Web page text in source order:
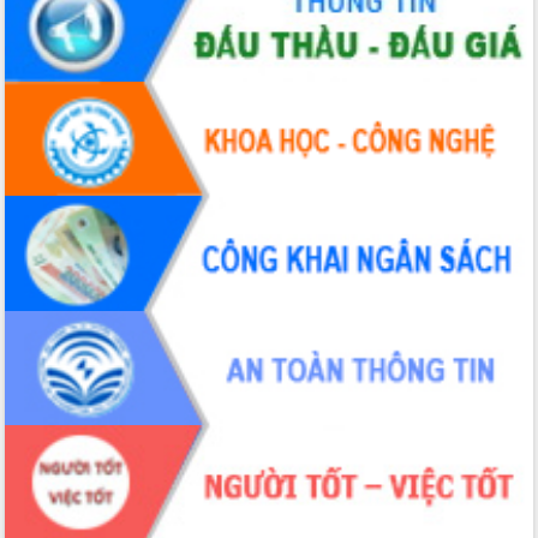
UBND tỉnh họp báo định kỳ tháng 4
năm 2026
Hội thảo khoa học “Giải pháp thúc đẩy
phát triển nền kinh tế xanh tại tỉnh
Đắk Lắk”
Tăng cường giám sát, đôn đốc thực
hiện nhiệm vụ quản lý tài sản công
hàng tuần
Tháo gỡ những vướng mắc, đẩy mạnh
công tác cải cách thủ tục hành chính
tại Trung tâm Phục vụ hành chính
công tỉnh
Đắk Lắk: Tôn vinh 46 giải pháp tại Hội
thi Sáng tạo Kỹ thuật 2024 - 2025
Đắk Lắk rà soát, điều chỉnh Đề án 190
về phát triển nuôi trồng thủy sản
Phó Chủ tịch UBND tỉnh Đắk Lắk
Trương Công Thái kiểm tra thực địa
Dự án cao tốc Khánh Hòa - Buôn Ma
Thuột